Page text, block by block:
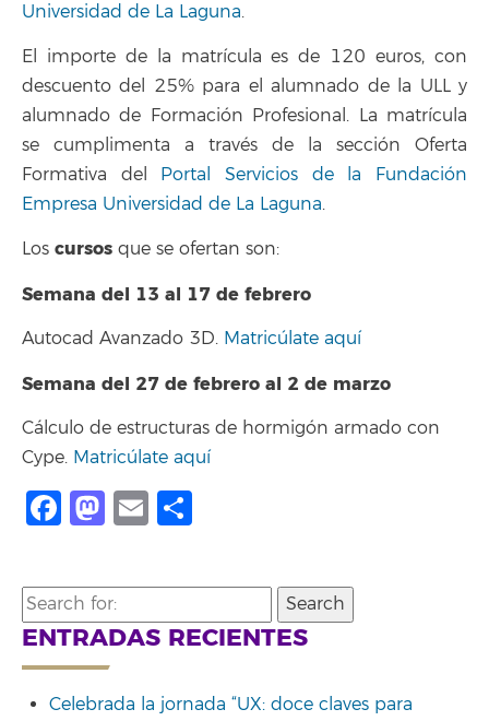
Universidad de La Laguna.
El importe de la matrícula es de 120 euros, con
descuento del 25% para el alumnado de la ULL y
alumnado de Formación Profesional. La matrícula
se cumplimenta a través de la sección Oferta
Formativa del Portal Servicios de la Fundación
Empresa Universidad de La Laguna.
Los cursos que se ofertan son:
Semana del 13 al 17 de febrero
Autocad Avanzado 3D. Matricúlate aquí
Semana del 27 de febrero al 2 de marzo
Cálculo de estructuras de hormigón armado con
Cype. Matricúlate aquí
Facebook
Mastodon
Email
Search
for:
ENTRADAS RECIENTES
Celebrada la jornada “UX: doce claves para